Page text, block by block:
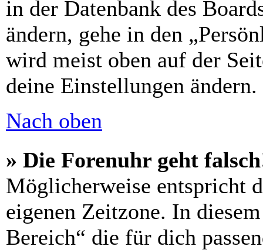
in der Datenbank des
ändern, gehe in den
wird meist oben auf der
deine Einstellungen ändern.
Nach oben
» Die Forenuhr geht
Möglicherweise entspricht
eigenen Zeitzone. In
Bereich“ die für dich